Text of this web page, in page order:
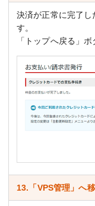
決済が正常に完了し
す。
「トップへ戻る」
13.「VPS管理」へ